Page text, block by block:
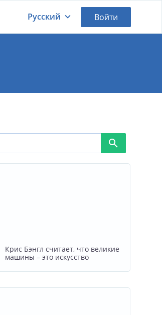
Русский Войти
Крис Бэнгл считает, что великие
машины – это искусство